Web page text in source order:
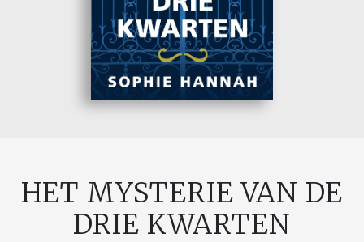
HET MYSTERIE VAN DE
DRIE KWARTEN